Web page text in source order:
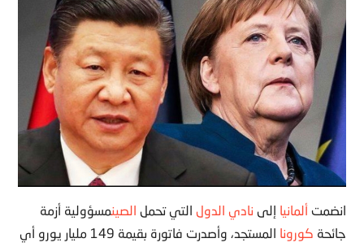
انضمتألمانيا إلى نادي الدول التي تحمل الصينمسؤولية أزمة
جائحة كورونا
المستجد، وأصدرت فاتورة بقيمة 149 مليار يورو أي